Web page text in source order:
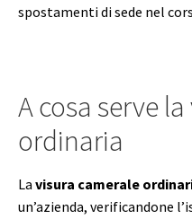
spostamenti di sede nel
A cosa serve
ordinaria
La visura camerale
un’azienda, verificandone